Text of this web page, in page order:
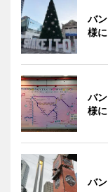
バ
様に
バ
様に
バ